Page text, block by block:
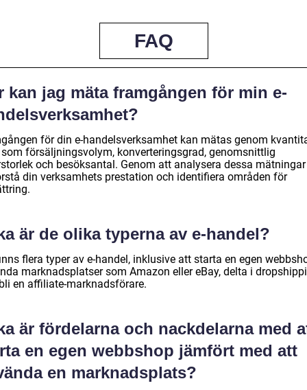
FAQ
kan jag mäta framgången för min e-
för din e-handelsverksamhet kan mätas genom
försäljningsvolym, konverteringsgrad, genomsnittlig
och besöksantal. Genom att analysera dessa
din verksamhets prestation och identifiera områden för
är de olika typerna av e-handel?
flera typer av e-handel, inklusive att starta en egen
marknadsplatser som Amazon eller eBay, delta i
en affiliate-marknadsförare.
är fördelarna och nackdelarna med
en egen webbshop jämfört med att
en marknadsplats?